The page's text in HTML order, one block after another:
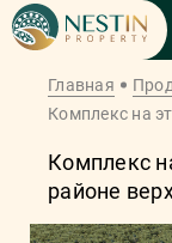
Главная
Комплекс на
Комплекс
районе